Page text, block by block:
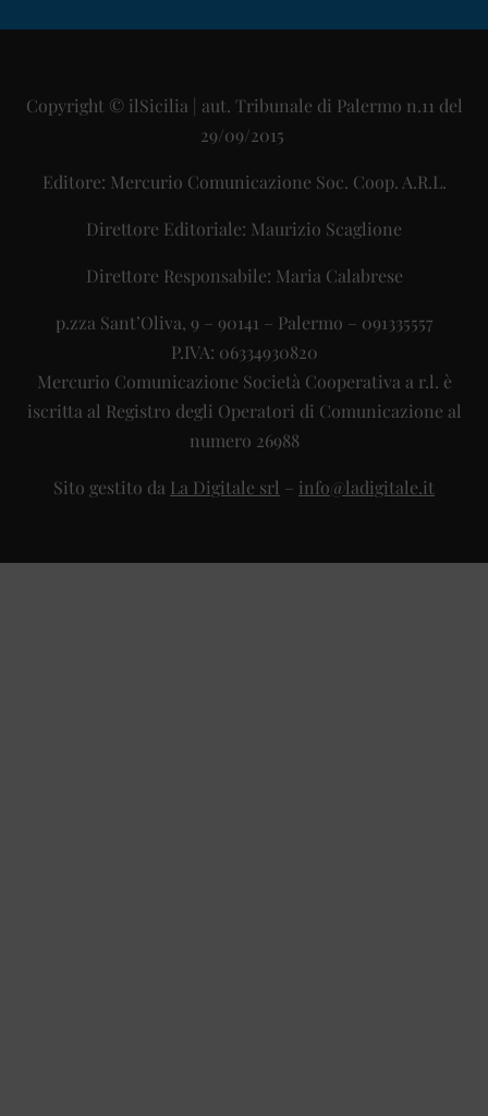
Copyright © ilSicilia | aut. Tribunale di Palermo n.11 del
29/09/2015
Editore: Mercurio Comunicazione Soc. Coop. A.R.L.
Direttore Editoriale: Maurizio Scaglione
Direttore Responsabile: Maria Calabrese
p.zza Sant’Oliva, 9 – 90141 – Palermo – 091335557
P.IVA: 06334930820
Mercurio Comunicazione Società Cooperativa a r.l. è
iscritta al Registro degli Operatori di Comunicazione al
numero 26988
Sito gestito da La Digitale srl – info@ladigitale.it